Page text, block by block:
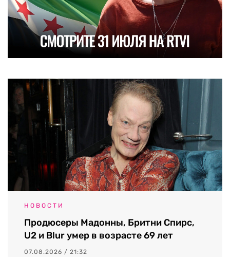
НОВОСТИ
Продюсеры Мадонны, Бритни Спирс,
U2 и Blur умер в возрасте 69 лет
07.08.2026 / 21:32